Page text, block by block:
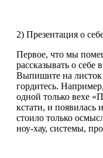
2) Презентация о
Первое, что мы
рассказывать о себе
Выпишите на
гордитесь.
одной только вехе
кстати, и появилась
стоило только
ноу-хау, системы,